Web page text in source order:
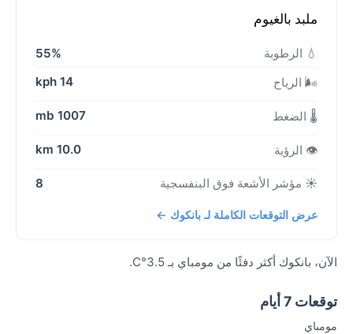
ملبد بالغيوم
💧 الرطوبة
55%
🌬️ الرياح
14 kph
🌡️ الضغط 1007 mb
👁️ الرؤية 10.0 km
☀️ مؤشر الأشعة فوق البنفسجية 8
عرض التوقعات الكاملة لـ بانكوك ←
الآن، بانكوك أكثر دفئًا من مومباي بـ 3.5°C.
توقعات 7 أيام
مومباي